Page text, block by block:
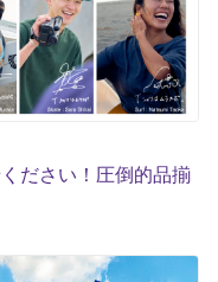
ださい！圧倒的品揃